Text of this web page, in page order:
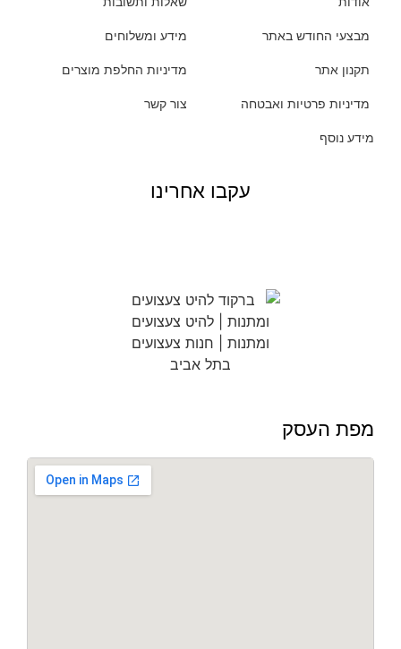
מבצעי החודש באתר
תקנון אתר
מדיניות פרטיות ואבטחה
מידע נוסף
מידע ומשלוחים
מדיניות החלפת מוצרים
צור קשר
עקבו אחרינו
מפת העסק